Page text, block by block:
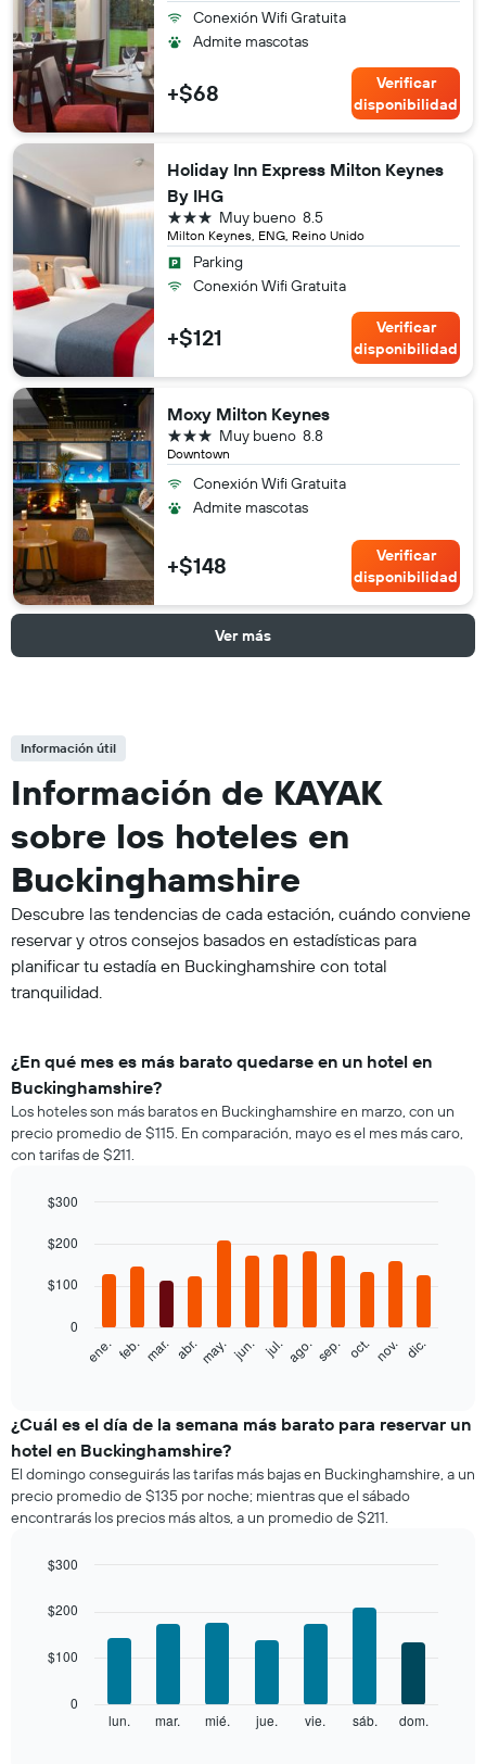
Conexión Wifi Gratuita
Admite mascotas
+$68
Verificar
disponibilidad
Holiday Inn Express Milton Keynes
By IHG
Milton Keynes, ENG, Reino Unido
8.5
Muy bueno
3 estrellas
Parking
Conexión Wifi Gratuita
+$121
Verificar
disponibilidad
Moxy Milton Keynes
Downtown
8.8
Muy bueno
3 estrellas
Conexión Wifi Gratuita
Admite mascotas
+$148
Verificar
disponibilidad
Ver más
Información útil
Información de KAYAK
sobre los hoteles en
Buckinghamshire
Descubre las tendencias de cada estación, cuándo conviene
reservar y otros consejos basados en estadísticas para
planificar tu estadía en Buckinghamshire con total
tranquilidad.
¿En qué mes es más barato quedarse en un hotel en
Buckinghamshire?
Los hoteles son más baratos en Buckinghamshire en marzo, con un
precio promedio de $115. En comparación, mayo es el mes más caro,
con tarifas de $211.
chart
12
bars.
siguiente
el
precio
promedio
de
una
habitación
mes
gráfico
eje
graphic.
ene. feb. mar. abr.may. jun. jul. ago. sep. oct. nov. dic.
0
$100
$200
$300
¿Cuál es el día de la semana más barato para reservar un
hotel en Buckinghamshire?
El domingo conseguirás las tarifas más bajas en Buckinghamshire, a un
precio promedio de $135 por noche; mientras que el sábado
encontrarás los precios más altos, a un promedio de $211.
chart
with
bars.
graphic.
lun. mar. mié. jue. vie. sáb. dom.
0
$100
$200
$300